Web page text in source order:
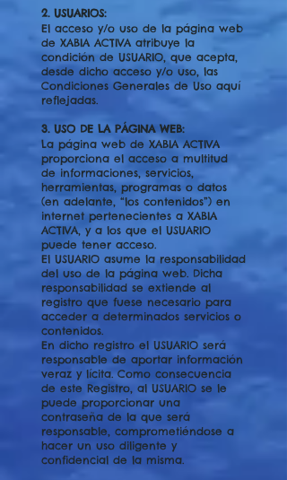
2. USUARIOS:
El acceso y/o uso de la página web
de XABIA ACTIVA atribuye la
condición de USUARIO, que acepta,
desde dicho acceso y/o uso, las
Condiciones Generales de Uso aquí
reflejadas.
3. USO DE LA PÁGINA WEB:
La página web de XABIA ACTIVA
proporciona el acceso a multitud
de informaciones, servicios,
herramientas, programas o datos
(en adelante, “los contenidos”) en
internet pertenecientes a XABIA
ACTIVA, y a los que el USUARIO
puede tener acceso.
El USUARIO asume la responsabilidad
del uso de la página web. Dicha
responsabilidad se extiende al
registro que fuese necesario para
acceder a determinados servicios o
contenidos.
En dicho registro el USUARIO será
responsable de aportar información
veraz y lícita. Como consecuencia
de este Registro, al USUARIO se le
puede proporcionar una
contraseña de la que será
responsable, comprometiéndose a
hacer un uso diligente y
confidencial de la misma.